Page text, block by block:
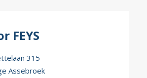
FEYS
315
Assebroek